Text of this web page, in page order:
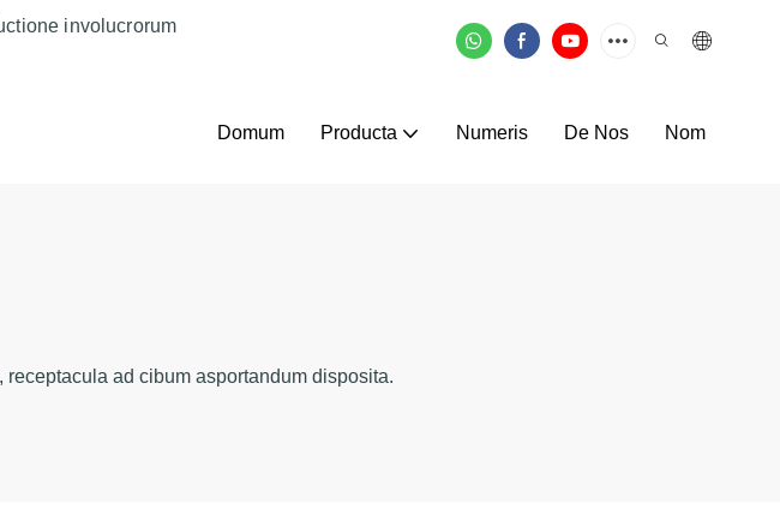
involucrorum
Domum Producta Numeris De Nos Nom
ad cibum asportandum disposita.